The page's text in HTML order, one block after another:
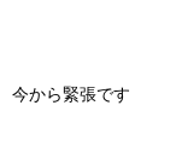
今から緊張です